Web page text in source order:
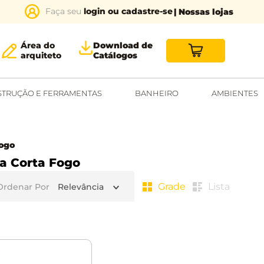
login ou cadastre-se| Nossas lojas
Área do
arquiteto
Download de
Catálogos
E FERRAMENTAS BANHEIRO AMBIENTES
Corta Fogo
Por Relevância Grade Lista